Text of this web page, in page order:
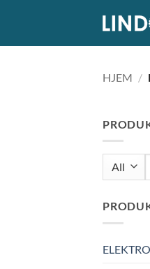
content
HJEM /
ELEKTRO